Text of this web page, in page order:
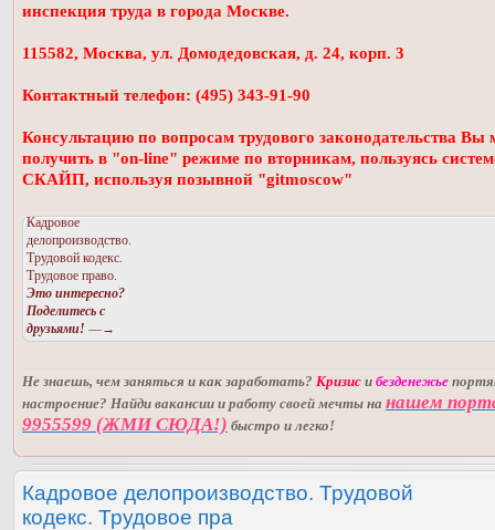
инспекция труда в города Москве.
115582, Москва, ул. Домодедовская, д. 24, корп. 3
Контактный телефон: (495) 343-91-90
Консультацию по вопросам трудового законодательства Вы
получить в "on-line" режиме по вторникам, пользуясь
СКАЙП, используя позывной "gitmoscow"
Кадровое
делопроизводство.
Трудовой кодекс.
Трудовое право.
Это интересно?
Поделитесь с
друзьями! —→
Не знаешь, чем заняться и как заработать? Кризис и безденежье
настроение? Найди вакансии и работу своей мечты на нашем
9955599 (ЖМИ СЮДА!) быстро и легко!
Кадровое делопроизводство. Трудовой
кодекс. Трудовое пра